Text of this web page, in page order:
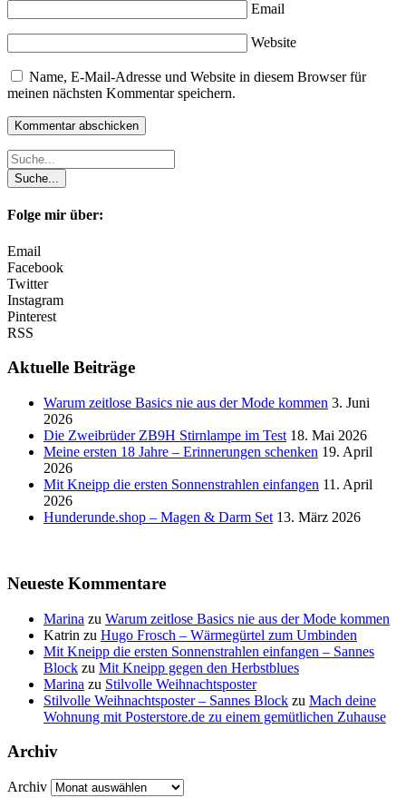
Email
Website
Name, E-Mail-Adresse und Website in diesem Browser für
meinen nächsten Kommentar speichern.
Folge mir über:
Email
Facebook
Twitter
Instagram
Pinterest
RSS
Aktuelle Beiträge
Warum zeitlose Basics nie aus der Mode kommen 3. Juni
2026
Die Zweibrüder ZB9H Stirnlampe im Test 18. Mai 2026
Meine ersten 18 Jahre – Erinnerungen schenken 19. April
2026
Mit Kneipp die ersten Sonnenstrahlen einfangen 11. April
2026
Hunderunde.shop – Magen & Darm Set 13. März 2026
Neueste Kommentare
Marina zu Warum zeitlose Basics nie aus der Mode kommen
Katrin zu Hugo Frosch – Wärmegürtel zum Umbinden
Mit Kneipp die ersten Sonnenstrahlen einfangen – Sannes
Block zu Mit Kneipp gegen den Herbstblues
Marina zu Stilvolle Weihnachtsposter
Stilvolle Weihnachtsposter – Sannes Block zu Mach deine
Wohnung mit Posterstore.de zu einem gemütlichen Zuhause
Archiv
Archiv